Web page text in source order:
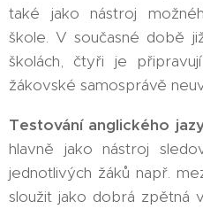
také jako nástroj
škole. V současné době
školách, čtyři je
žákovské samosprávě
Testování anglického
hlavně jako nástroj
jednotlivých žáků např.
sloužit jako dobrá zpětná